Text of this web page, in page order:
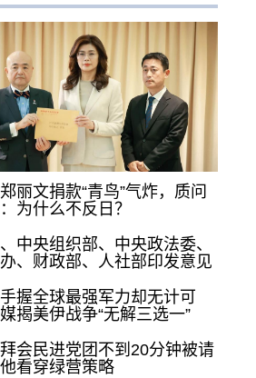
丽文捐款“青鸟”气炸，质问
为什么不反日？
中央组织部、中央政法委、
、财政部、人社部印发意见
握全球最强军力却无计可
揭美伊战争“无解三选一”
会民进党团不到20分钟被请
看穿绿营策略